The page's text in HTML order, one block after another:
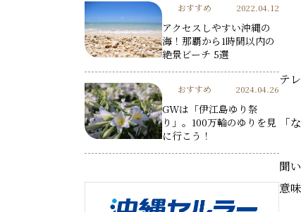
テ
「
聞
意
おすすめ 2022.04.12
アクセスしやすい沖縄の
海！那覇から1時間以内の
絶景ビーチ 5選
おすすめ 2024.04.26
GWは「伊江島ゆり祭
り」。100万輪のゆりを見
に行こう！